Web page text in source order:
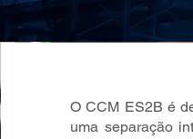
O CCM ES2B é
uma separação